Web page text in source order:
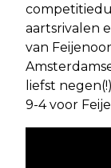
aartsrivalen
van
liefst
9-4 voor